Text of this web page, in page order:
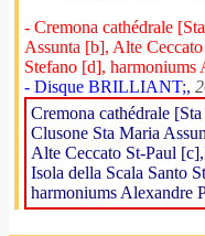
- Cremona cathédrale
Assunta [b], Alte
Stefano [d], harmoniums
- Disque BRILLIANT;,
Cremona cathédrale
Clusone Sta Maria
Alte Ceccato St-Paul
Isola della Scala Santo
harmoniums Alexandre